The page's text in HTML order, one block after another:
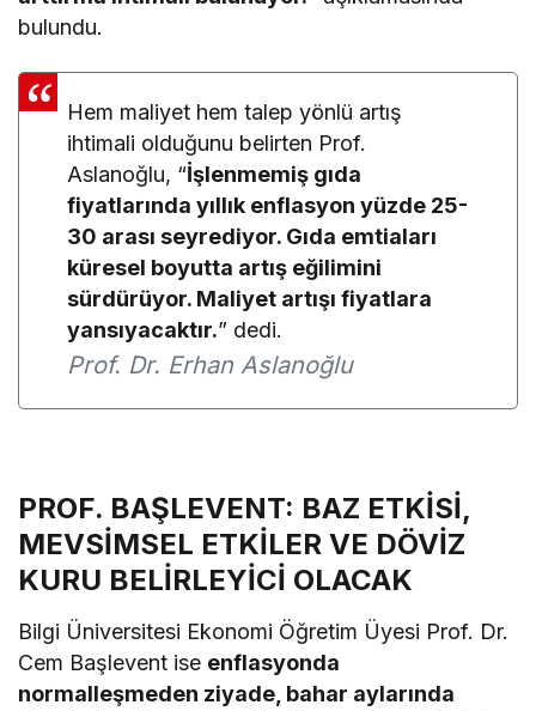
bulundu.
Hem maliyet hem talep yönlü artış
ihtimali olduğunu belirten Prof.
Aslanoğlu, “İşlenmemiş gıda
fiyatlarında yıllık enflasyon yüzde 25-
30 arası seyrediyor. Gıda emtiaları
küresel boyutta artış eğilimini
sürdürüyor. Maliyet artışı fiyatlara
yansıyacaktır.” dedi.
Prof. Dr. Erhan Aslanoğlu
PROF. BAŞLEVENT: BAZ ETKİSİ,
MEVSİMSEL ETKİLER VE DÖVİZ
KURU BELİRLEYİCİ OLACAK
Bilgi Üniversitesi Ekonomi Öğretim Üyesi Prof. Dr.
Cem Başlevent ise enflasyonda
normalleşmeden ziyade, bahar aylarında